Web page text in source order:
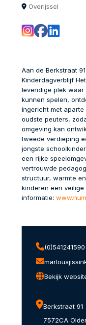
Overijssel
Aan de Berkstraat
Kinderdagverblijf
levendige plek
kunnen spelen,
ingericht met aparte
oudste peuters,
omgeving kan
tweede verdieping
jongste
een rijke
vertrouwde
structuur, warmte
kinderen een
informatie:
(0)541241590
Bekijk
Berkstraat 91
7572CA